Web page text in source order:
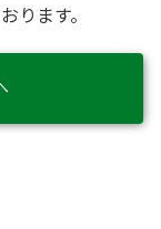
ります。